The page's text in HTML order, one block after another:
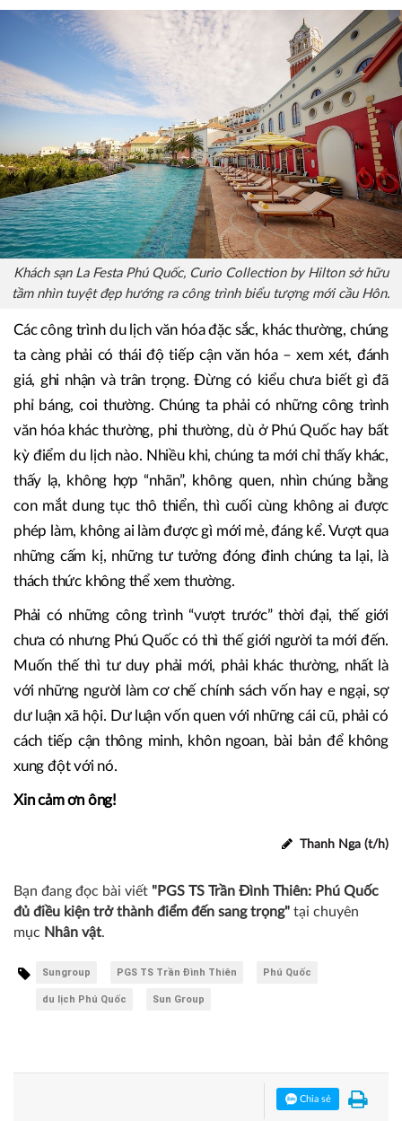
đối không”. Đến bây giờ tiếp cận “mở”, từng bước mở ra,
kiểm soát được, chưa thấy vấn đề gì. Chỉ có thời cơ bị mất
thôi. Đó là một dịch vụ giải trí, nhưng là dịch vụ “đặc thù”,
“có điều kiện”, song đòi hỏi một cách nhìn thoáng và cởi
mở.
tầm nhìn tuyệt đẹp hướng ra công trình biểu tượng mới cầu Hôn.
Các công trình du lịch văn hóa đặc sắc, khác thường, chúng
ta càng phải có thái độ tiếp cận văn hóa – xem xét, đánh
giá, ghi nhận và trân trọng. Đừng có kiểu chưa biết gì đã
phỉ báng, coi thường. Chúng ta phải có những công trình
văn hóa khác thường, phi thường, dù ở Phú Quốc hay bất
kỳ điểm du lịch nào. Nhiều khi, chúng ta mới chỉ thấy khác,
con mắt dung tục thô thiển, thì cuối cùng không ai được
phép làm, không ai làm được gì mới mẻ, đáng kể. Vượt qua
những cấm kị, những tư tưởng đóng đinh chúng ta lại, là
thách thức không thể xem thường.
Phải có những công trình “vượt trước” thời đại, thế giới
chưa có nhưng Phú Quốc có thì thế giới người ta mới đến.
với những người làm cơ chế chính sách vốn hay e ngại, sợ
dư luận xã hội. Dư luận vốn quen với những cái cũ, phải có
xung đột với nó.
Xin cảm ơn ông!
Thanh Nga (t/h)
Phú Quốc